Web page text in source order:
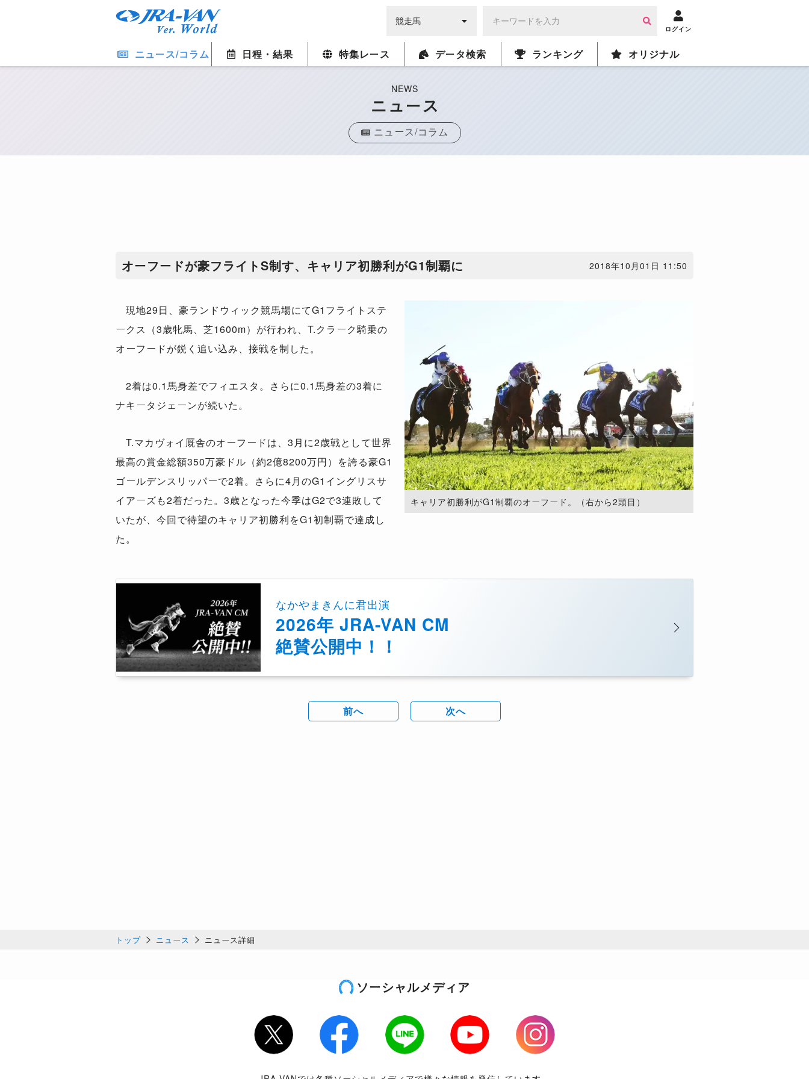
ログイン
ニュース/コラム 日程・結果 特集レース データ検索 ランキング オリジナル
NEWS
ニュース
ニュース/コラム
オーフードが豪フライトS制す、キャリア初勝利がG1制覇に 2018年10月01日 11:50
キャリア初勝利がG1制覇のオーフード。（右から2頭目）
現地29日、豪ランドウィック競馬場にてG1フライトステ
ークス（3歳牝馬、芝1600m）が行われ、T.クラーク騎乗の
オーフードが鋭く追い込み、接戦を制した。
2着は0.1馬身差でフィエスタ。さらに0.1馬身差の3着に
ナキータジェーンが続いた。
T.マカヴォイ厩舎のオーフードは、3月に2歳戦として世界
最高の賞金総額350万豪ドル（約2億8200万円）を誇る豪G1
ゴールデンスリッパーで2着。さらに4月のG1イングリスサ
イアーズも2着だった。3歳となった今季はG2で3連敗して
いたが、今回で待望のキャリア初勝利をG1初制覇で達成し
た。
なかやまきんに君出演
2026年 JRA-VAN CM
絶賛公開中！！
前へ 次へ
トップ ニュース ニュース詳細
ソーシャルメディア
Twitter Facebook LINE Youtube
Instagram